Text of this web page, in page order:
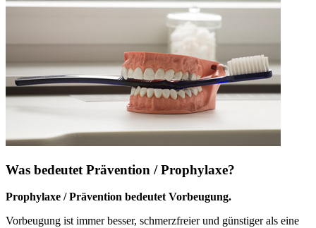
Was bedeutet Prävention / Prophylaxe?
Prophylaxe / Prävention bedeutet Vorbeugung.
Vorbeugung ist immer besser, schmerzfreier und günstiger als eine